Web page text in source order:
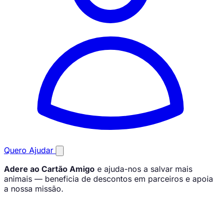
Quero Ajudar
Adere ao Cartão Amigo e ajuda-nos a salvar mais
animais — beneficia de descontos em parceiros e apoia
a nossa missão.